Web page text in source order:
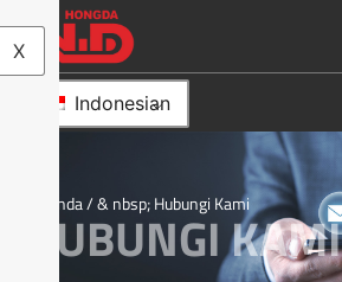
Indonesian
X
Beranda/ & nbsp; Hubungi Kami
HUBUNGI KAMI